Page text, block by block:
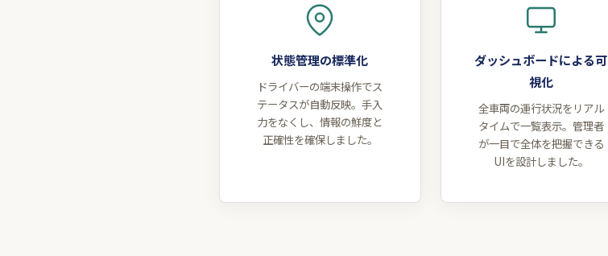
状態管理の標準化
ドライバーの端末操作でス
テータスが自動反映。手入
力をなくし、情報の鮮度と
正確性を確保しました。
ダッシュボードによる可
視化
全車両の運行状況をリアル
タイムで一覧表示。管理者
が一目で全体を把握できる
UIを設計しました。